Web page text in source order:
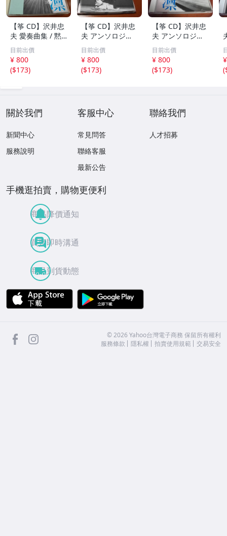
【筝 CD】沢井忠
夫 愛奏曲集 / 黙
示 、波 、二つの
相 、箏二重奏ソ
ナタ 杵屋正邦 、
入野義朗 、小野
目前出價
¥ 800
($173)
【筝 CD】沢井忠
夫 アンソロジー
「凜」からの分売
沢井忠夫作品集
ライブ 風衣、水
の声、枯野砧、五
目前出價
¥ 800
($173)
【筝 CD】沢井忠
夫 アンソロジー
「凜」からの分売
沢井忠夫 作品集
第三集 “光る海”
（限定販売） 200
目前出價
¥ 800
($173)
(
關於我們
新聞中心
服務說明
客服中心
常見問答
聯絡客服
最新公告
聯絡我們
人才招募
手機逛拍賣，購物更便利
商品降價通知
買賣即時溝通
商品到貨動態
APP Store
facebook ©2026 Yahoo台灣電子商務 保留所有權利
服務條款
隱私權 拍賣使用規範 交易安全